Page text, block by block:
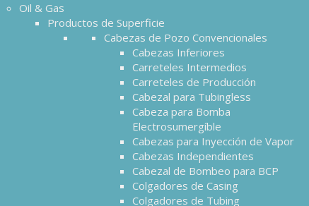
Oil & Gas
Productos de Superficie
Cabezas de Pozo Convencionales
Cabezas Inferiores
Carreteles Intermedios
Carreteles de Producción
Cabezal para Tubingless
Cabeza para Bomba
Electrosumergíble
Cabezas para Inyección de Vapor
Cabezas Independientes
Cabezal de Bombeo para BCP
Colgadores de Casing
Colgadores de Tubing